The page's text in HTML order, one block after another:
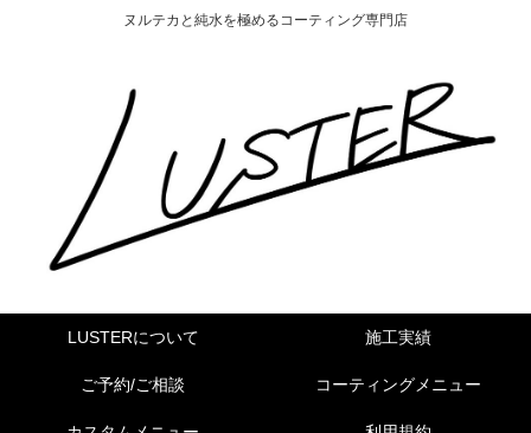
ヌルテカと純水を極めるコーティング専門店
LUSTERについて 施工実績
ご予約/ご相談 コーティングメニュー